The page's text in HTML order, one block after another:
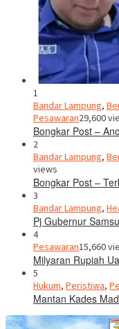
1
Bandar Lampung,
Pesawaran29,600
Bongkar Post –
2
Bandar Lampung,
views
Bongkar Post –
3
Bandar Lampung,
Pj Gubernur
4
Pesawaran15,660
Milyaran Rupiah
5
Hukum, Peristiwa,
Mantan Kades